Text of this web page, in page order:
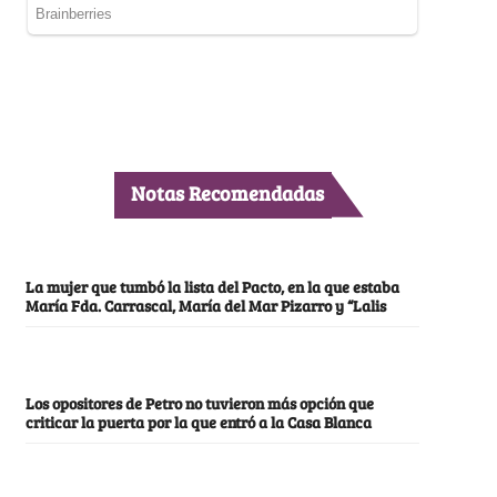
Notas Recomendadas
La mujer que tumbó la lista del Pacto, en la que estaba
María Fda. Carrascal, María del Mar Pizarro y “Lalis
Los opositores de Petro no tuvieron más opción que
criticar la puerta por la que entró a la Casa Blanca